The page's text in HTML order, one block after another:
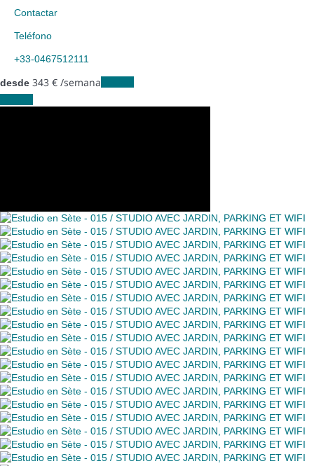
Contactar
Teléfono
+33-0467512111
desde 343 € /semana